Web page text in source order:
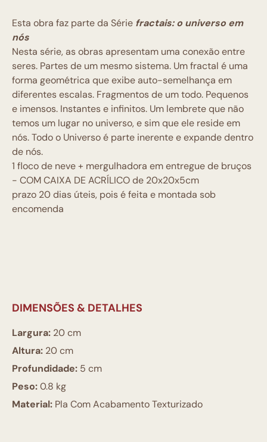
Esta obra faz parte da Série fractais: o universo em
nós
Nesta série, as obras apresentam uma conexão entre
seres. Partes de um mesmo sistema. Um fractal é uma
forma geométrica que exibe auto-semelhança em
diferentes escalas. Fragmentos de um todo. Pequenos
e imensos. Instantes e infinitos. Um lembrete que não
temos um lugar no universo, e sim que ele reside em
nós. Todo o Universo é parte inerente e expande dentro
de nós.
1 floco de neve + mergulhadora em entregue de bruços
- COM CAIXA DE ACRÍLICO de 20x20x5cm
prazo 20 dias úteis, pois é feita e montada sob
encomenda
DIMENSÕES & DETALHES
Largura: 20 cm
Altura: 20 cm
Profundidade: 5 cm
Peso:0.8 kg
Material: Pla Com Acabamento Texturizado